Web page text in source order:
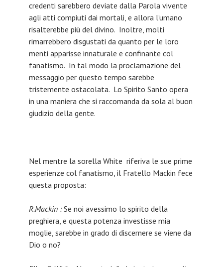
credenti sarebbero deviate dalla Parola vivente
agli atti compiuti dai mortali, e allora l’umano
risalterebbe più del divino. Inoltre, molti
rimarrebbero disgustati da quanto per le loro
menti apparisse innaturale e confinante col
fanatismo. In tal modo la proclamazione del
messaggio per questo tempo sarebbe
tristemente ostacolata. Lo Spirito Santo opera
in una maniera che si raccomanda da sola al buon
giudizio della gente.
Nel mentre la sorella White riferiva le sue prime
esperienze col fanatismo, il Fratello Mackin fece
questa proposta:
R.Mackin :Se noi avessimo lo spirito della
preghiera, e questa potenza investisse mia
moglie, sarebbe in grado di discernere se viene da
Dio o no?